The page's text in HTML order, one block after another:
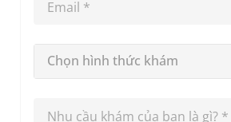
Chọn hình thức khám